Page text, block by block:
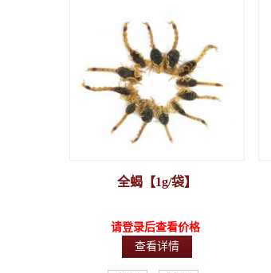
全蝎【1g/袋】
请登录后查看价格
查看详情